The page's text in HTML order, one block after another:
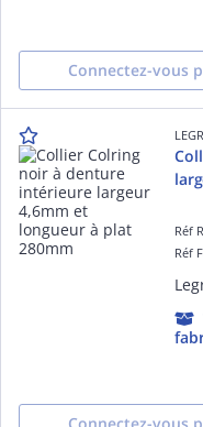
Connectez-vous
Réf
Réf